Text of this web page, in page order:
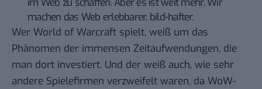
im Web zu schaffen. Aber es ist weit mehr. Wir
machen das Web erlebbarer, bild-hafter.
Wer World of Warcraft spielt, weiß um das
Phänomen der immensen Zeitaufwendungen, die
man dort investiert. Und der weiß auch, wie sehr
andere Spielefirmen verzweifelt waren, da WoW-